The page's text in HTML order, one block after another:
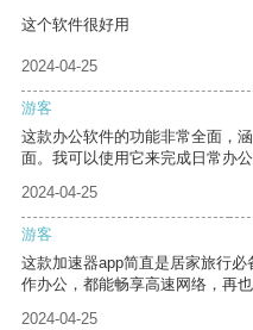
这个软件很好用
2024-04-25
游客
这款办公软件的功能非常全面，
面。我可以使用它来完成日常办
2024-04-25
游客
这款加速器app简直是居家旅行
作办公，都能畅享高速网络，再
2024-04-25